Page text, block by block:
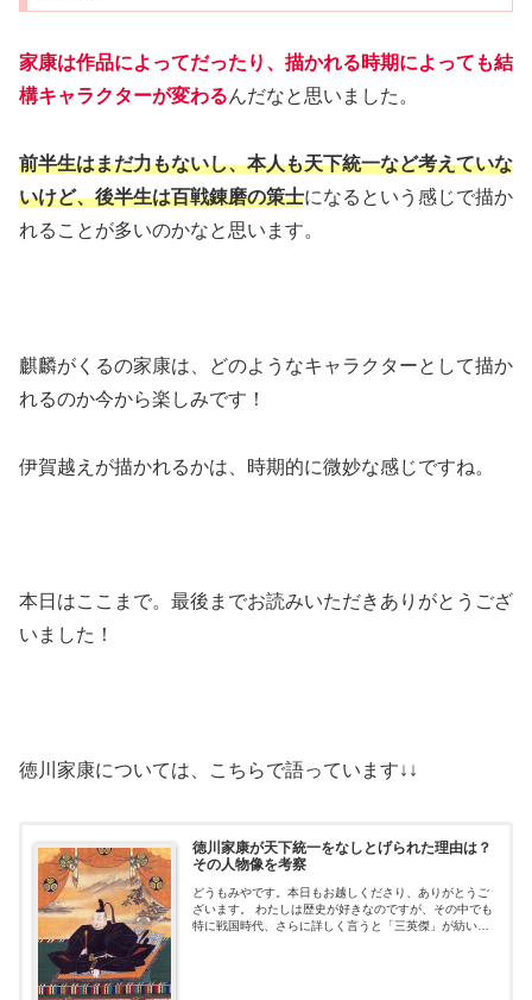
家康は作品によってだったり、描かれる時期によっても結
構キャラクターが変わるんだなと思いました。
前半生はまだ力もないし、本人も天下統一など考えていな
いけど、後半生は百戦錬磨の策士になるという感じで描か
れることが多いのかなと思います。
麒麟がくるの家康は、どのようなキャラクターとして描か
れるのか今から楽しみです！
伊賀越えが描かれるかは、時期的に微妙な感じですね。
本日はここまで。最後までお読みいただきありがとうござ
いました！
徳川家康については、こちらで語っています↓↓
徳川家康が天下統一をなしとげられた理由は？
その人物像を考察
どうもみやです。本日もお越しくださり、ありがとうご
ざいます。 わたしは歴史が好きなのですが、その中でも
特に戦国時代、さらに詳しく言うと「三英傑」が紡いで